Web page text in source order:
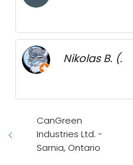
Nikolas B. (.
CanGreen
Industries Ltd. -
Sarnia, Ontario